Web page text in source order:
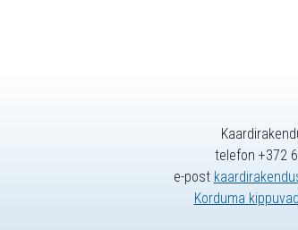
telefon +372
e-post
Korduma